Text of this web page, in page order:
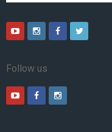
Follow us